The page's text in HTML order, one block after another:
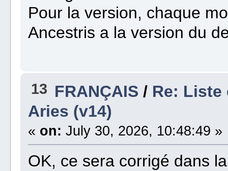
Pour la version, chaque
Ancestris a la version du
13 FRANÇAIS / Re: Liste
Aries (v14)
« on: July 30, 2026, 10:48:49 »
OK, ce sera corrigé dans